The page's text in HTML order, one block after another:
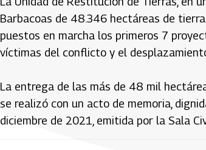
Barbacoas de 48.346 hectáreas de
puestos en marcha los primeros 7
víctimas del conflicto y el
La entrega de las más de 48 mil
se realizó con un acto de memoria,
diciembre de 2021, emitida por la Sala